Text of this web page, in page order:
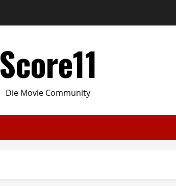
Score11
Die Movie Community